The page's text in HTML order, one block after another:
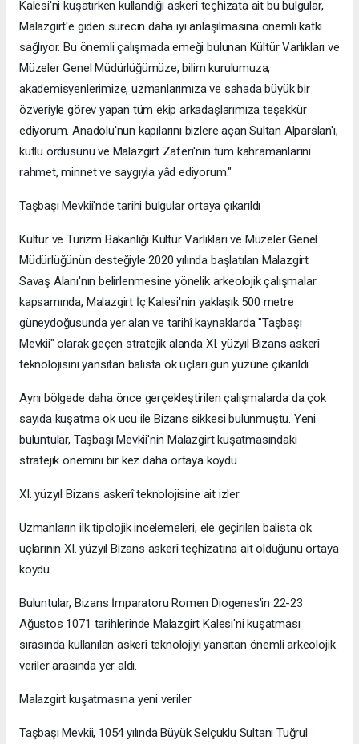
Kalesi'ni kuşatırken kullandığı askerî teçhizata ait bu bulgular,
Malazgirt'e giden sürecin daha iyi anlaşılmasına önemli katkı
sağlıyor. Bu önemli çalışmada emeği bulunan Kültür Varlıkları ve
Müzeler Genel Müdürlüğümüze, bilim kurulumuza,
akademisyenlerimize, uzmanlarımıza ve sahada büyük bir
özveriyle görev yapan tüm ekip arkadaşlarımıza teşekkür
ediyorum. Anadolu'nun kapılarını bizlere açan Sultan Alparslan'ı,
kutlu ordusunu ve Malazgirt Zaferi'nin tüm kahramanlarını
rahmet, minnet ve saygıyla yâd ediyorum."
Taşbaşı Mevkii'nde tarihi bulgular ortaya çıkarıldı
Kültür ve Turizm Bakanlığı Kültür Varlıkları ve Müzeler Genel
Müdürlüğünün desteğiyle 2020 yılında başlatılan Malazgirt
Savaş Alanı'nın belirlenmesine yönelik arkeolojik çalışmalar
kapsamında, Malazgirt İç Kalesi'nin yaklaşık 500 metre
güneydoğusunda yer alan ve tarihî kaynaklarda "Taşbaşı
Mevkii" olarak geçen stratejik alanda XI. yüzyıl Bizans askerî
teknolojisini yansıtan balista ok uçları gün yüzüne çıkarıldı.
Aynı bölgede daha önce gerçekleştirilen çalışmalarda da çok
sayıda kuşatma ok ucu ile Bizans sikkesi bulunmuştu. Yeni
buluntular, Taşbaşı Mevkii'nin Malazgirt kuşatmasındaki
stratejik önemini bir kez daha ortaya koydu.
XI. yüzyıl Bizans askerî teknolojisine ait izler
Uzmanların ilk tipolojik incelemeleri, ele geçirilen balista ok
uçlarının XI. yüzyıl Bizans askerî teçhizatına ait olduğunu ortaya
koydu.
Buluntular, Bizans İmparatoru Romen Diogenes'in 22-23
Ağustos 1071 tarihlerinde Malazgirt Kalesi'ni kuşatması
sırasında kullanılan askerî teknolojiyi yansıtan önemli arkeolojik
veriler arasında yer aldı.
Malazgirt kuşatmasına yeni veriler
Taşbaşı Mevkii, 1054 yılında Büyük Selçuklu Sultanı Tuğrul